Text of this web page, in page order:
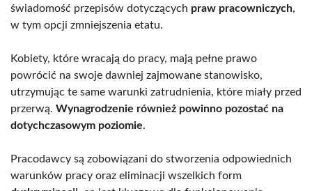
świadomość przepisów dotyczących praw pracowniczych,
w tym opcji zmniejszenia etatu.
Kobiety, które wracają do pracy, mają pełne prawo
powrócić na swoje dawniej zajmowane stanowisko,
utrzymując te same warunki zatrudnienia, które miały przed
przerwą. Wynagrodzenie również powinno pozostać na
dotychczasowym poziomie.
Pracodawcy są zobowiązani do stworzenia odpowiednich
warunków pracy oraz eliminacji wszelkich form